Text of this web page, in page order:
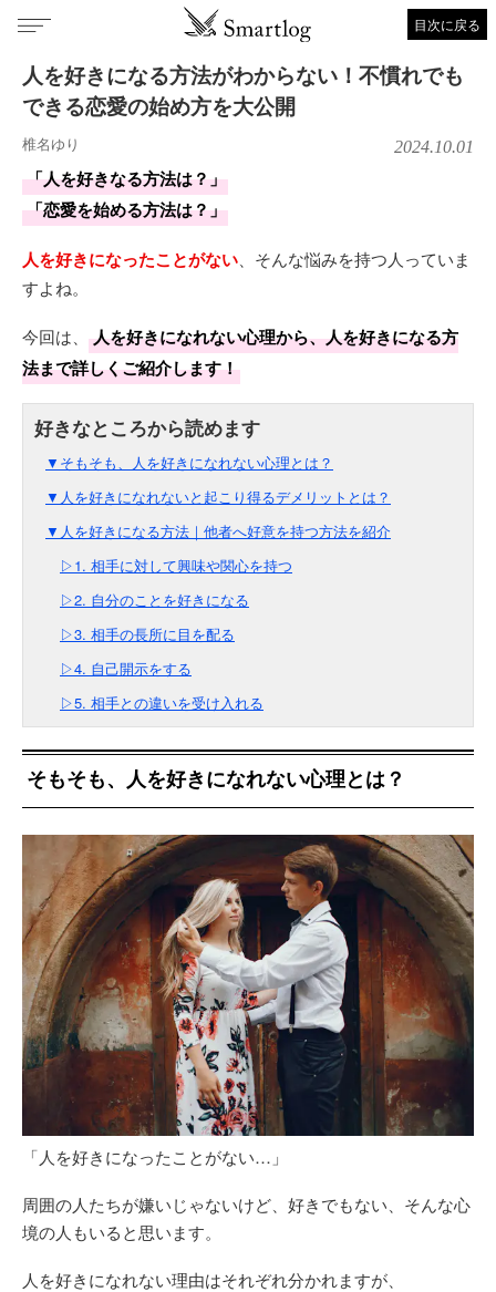
目次に戻る
人を好きになる方法がわからない！不慣れでも
できる恋愛の始め方を大公開
椎名ゆり 2024.10.01
「人を好きなる方法は？」
「恋愛を始める方法は？」
人を好きになったことがない 、そんな悩みを持つ人っていま
すよね。
今回は、
人を好きになれない心理から、人を好きになる方
法まで詳しくご紹介します！
▼そもそも、人を好きになれない心理とは？
▼人を好きになれないと起こり得るデメリットとは？
▼人を好きになる方法｜他者へ好意を持つ方法を紹介
▷1. 相手に対して興味や関心を持つ
▷2. 自分のことを好きになる
▷3. 相手の長所に目を配る
▷4. 自己開示をする
▷5. 相手との違いを受け入れる
そもそも、人を好きになれない心理とは？
「人を好きになったことがない…」
周囲の人たちが嫌いじゃないけど、好きでもない、そんな心
境の人もいると思います。
人を好きになれない理由はそれぞれ分かれますが、